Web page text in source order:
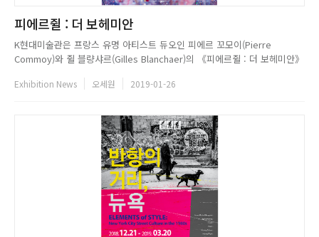
피에르쥘 : 더 보헤미안
K현대미술관은 프랑스 유명 아티스트 듀오인 피에르 꼬모이(Pierre
Commoy)와 쥘 블량샤르(Gilles Blanchaer)의 《피에르쥘 : 더 보헤미안》
의 작품을 한자리에서 만나볼 수 있다. 그들은 피에르가 촬영한 인물 사진 위
Exhibition News 오세원 2019-01-26